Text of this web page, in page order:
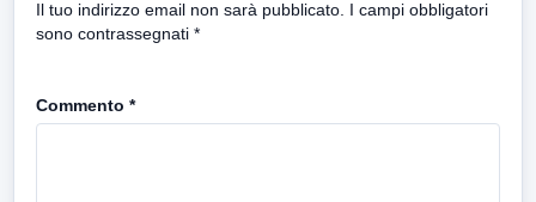
Il tuo indirizzo email non sarà pubblicato. I campi obbligatori
sono contrassegnati *
Commento *